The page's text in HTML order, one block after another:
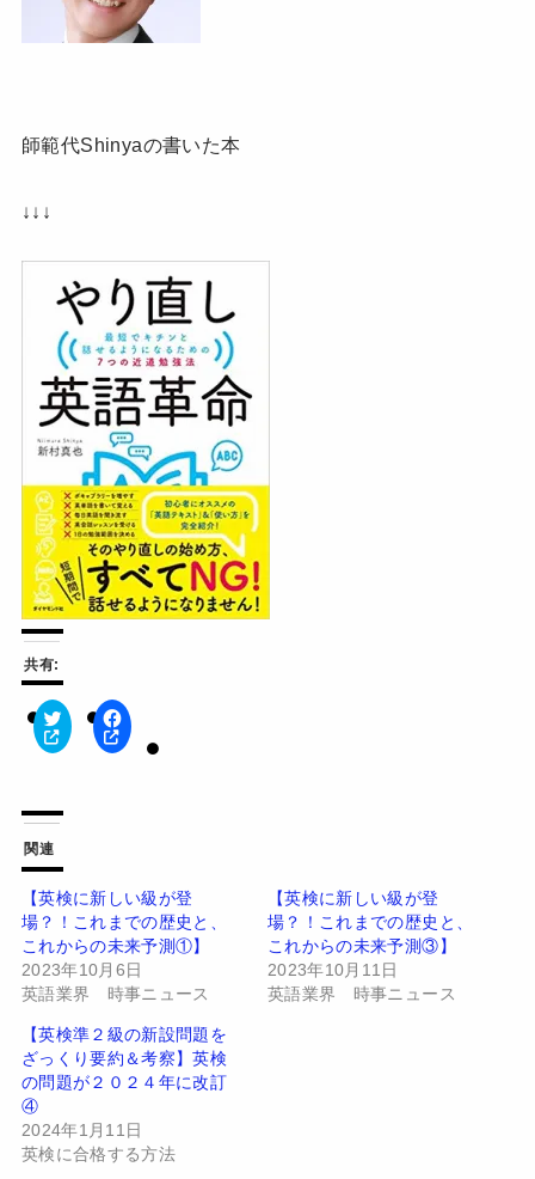
師範代Shinyaの書いた本
↓↓↓
共有:
ク
リ
て
T
w
i
t
t
e
r
で
共
有
(
新
い
ウ
ィ
ン
ド
で
開
き
F
a
有
す
る
に
は
ク
リ
ッ
し
て
く
だ
さ
(
新
し
関連
【英検に新しい級が登
場？！これまでの歴史と、
これからの未来予測①】
2023年10月6日
英語業界 時事ニュース
【英検に新しい級が登
場？！これまでの歴史と、
これからの未来予測③】
2023年10月11日
英語業界 時事ニュース
【英検準２級の新設問題を
ざっくり要約＆考察】英検
の問題が２０２４年に改訂
④
2024年1月11日
英検に合格する方法